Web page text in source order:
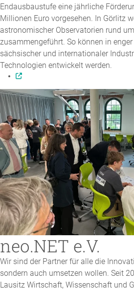
Endausbaustufe eine jährliche
Millionen Euro vorgesehen. In Görlitz
astronomischer Observatorien rund
zusammengeführt. So können in
sächsischer und internationaler
Technologien entwickelt werden.
neo.NET e.V.
Wir sind der Partner für alle die
sondern auch umsetzen wollen. Seit
Lausitz Wirtschaft, Wissenschaft und